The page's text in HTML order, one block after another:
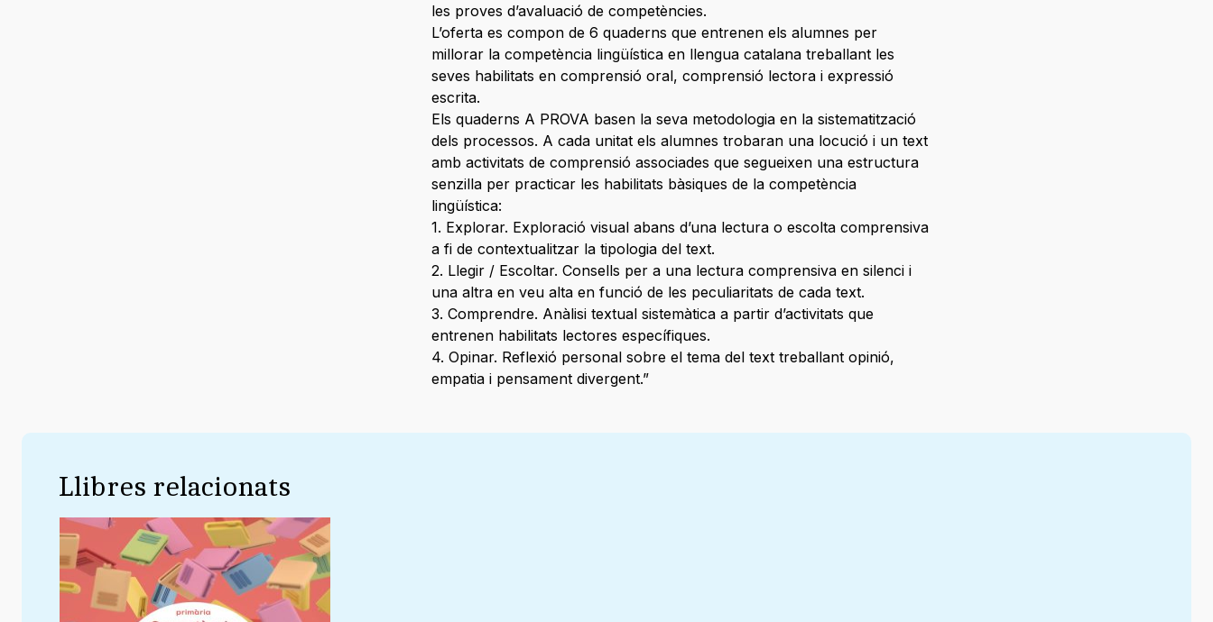
les proves d’avaluació de competències.
L’oferta es compon de 6 quaderns que entrenen els alumnes per
millorar la competència lingüística en llengua catalana treballant les
seves habilitats en comprensió oral, comprensió lectora i expressió
escrita.
Els quaderns A PROVA basen la seva metodologia en la sistematització
dels processos. A cada unitat els alumnes trobaran una locució i un text
amb activitats de comprensió associades que segueixen una estructura
senzilla per practicar les habilitats bàsiques de la competència
lingüística:
1. Explorar. Exploració visual abans d’una lectura o escolta comprensiva
a fi de contextualitzar la tipologia del text.
2. Llegir / Escoltar. Consells per a una lectura comprensiva en silenci i
una altra en veu alta en funció de les peculiaritats de cada text.
3. Comprendre. Anàlisi textual sistemàtica a partir d’activitats que
entrenen habilitats lectores específiques.
4. Opinar. Reflexió personal sobre el tema del text treballant opinió,
empatia i pensament divergent.”
Llibres relacionats